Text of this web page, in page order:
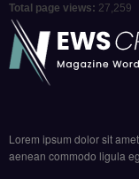
Total page views: 27,259
Lorem ipsum dolor sit
aenean commodo ligula